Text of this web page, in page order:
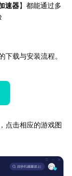
速器】都能通过多
载与安装流程。
点击相应的游戏图